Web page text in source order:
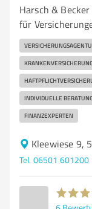
Harsch &
für
INDIVIDUELLE
FINANZEXPERTEN
Kleewiese 9,
Tel. 06501 601200